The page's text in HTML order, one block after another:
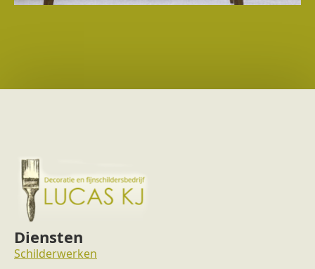
Diensten
Schilderwerken